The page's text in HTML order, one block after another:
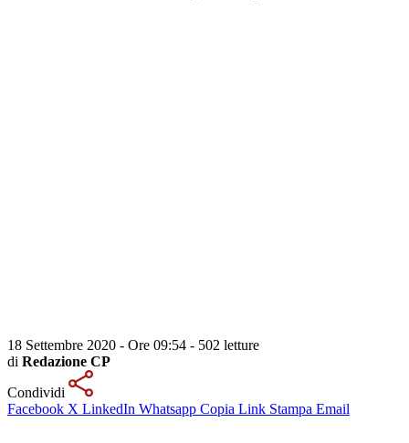
18 Settembre 2020 - Ore 09:54 - 502 letture
di Redazione CP
Condividi
Facebook X LinkedIn Whatsapp Copia Link Stampa Email